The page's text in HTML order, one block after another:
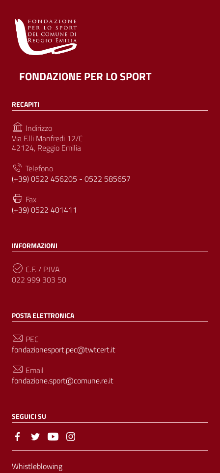
FONDAZIONE PER LO SPORT
RECAPITI
Indirizzo
Via F.lli Manfredi 12/C
42124, Reggio Emilia
Telefono
(+39) 0522 456205 - 0522 585657
Fax
(+39) 0522 401411
INFORMAZIONI
C.F. / P.IVA
022 999 303 50
POSTA ELETTRONICA
PEC
fondazionesport.pec@twtcert.it
Email
fondazione.sport@comune.re.it
SEGUICI SU
Sezione Link Utili
Whistleblowing